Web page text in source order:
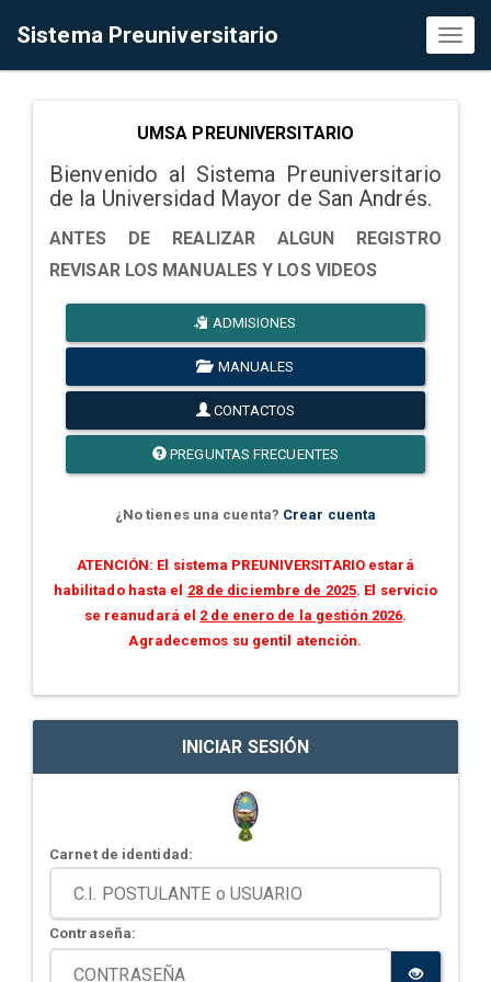
Sistema Preuniversitario
UMSA PREUNIVERSITARIO
Bienvenido al Sistema Preuniversitario
de la Universidad Mayor de San Andrés.
ANTES DE REALIZAR ALGUN REGISTRO
REVISAR LOS MANUALES Y LOS VIDEOS
ADMISIONES
MANUALES
CONTACTOS
PREGUNTAS FRECUENTES
¿No tienes una cuenta? Crear cuenta
ATENCIÓN: El sistema PREUNIVERSITARIO estará
habilitado hasta el 28 de diciembre de 2025. El servicio
se reanudará el 2 de enero de la gestión 2026.
Agradecemos su gentil atención.
INICIAR SESIÓN
Carnet de identidad:
Contraseña: